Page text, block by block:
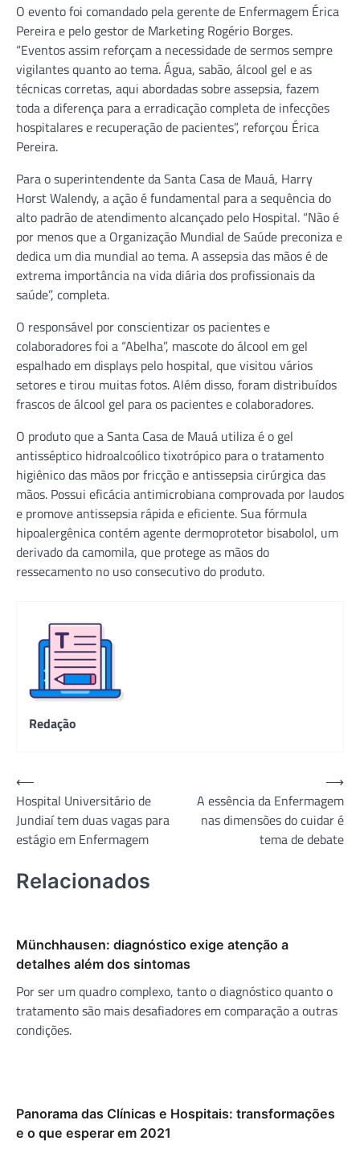
O evento foi comandado pela gerente de Enfermagem Érica
Pereira e pelo gestor de Marketing Rogério Borges.
“Eventos assim reforçam a necessidade de sermos sempre
vigilantes quanto ao tema. Água, sabão, álcool gel e as
técnicas corretas, aqui abordadas sobre assepsia, fazem
toda a diferença para a erradicação completa de infecções
hospitalares e recuperação de pacientes”, reforçou Érica
Pereira.
Para o superintendente da Santa Casa de Mauá, Harry
Horst Walendy, a ação é fundamental para a sequência do
alto padrão de atendimento alcançado pelo Hospital. “Não é
por menos que a Organização Mundial de Saúde preconiza e
dedica um dia mundial ao tema. A assepsia das mãos é de
extrema importância na vida diária dos profissionais da
saúde”, completa.
O responsável por conscientizar os pacientes e
colaboradores foi a “Abelha”, mascote do álcool em gel
espalhado em displays pelo hospital, que visitou vários
setores e tirou muitas fotos. Além disso, foram distribuídos
frascos de álcool gel para os pacientes e colaboradores.
O produto que a Santa Casa de Mauá utiliza é o gel
antisséptico hidroalcoólico tixotrópico para o tratamento
higiênico das mãos por fricção e antissepsia cirúrgica das
mãos. Possui eficácia antimicrobiana comprovada por laudos
e promove antissepsia rápida e eficiente. Sua fórmula
hipoalergênica contém agente dermoprotetor bisabolol, um
derivado da camomila, que protege as mãos do
ressecamento no uso consecutivo do produto.
Redação
Navegação
de
Post
⟵
Hospital Universitário de
Jundiaí tem duas vagas para
estágio em Enfermagem
A essência da Enfermagem
nas dimensões do cuidar é
tema de debate
⟶
Relacionados
Münchhausen: diagnóstico exige atenção a
detalhes além dos sintomas
Por ser um quadro complexo, tanto o diagnóstico quanto o
tratamento são mais desafiadores em comparação a outras
condições.
Panorama das Clínicas e Hospitais: transformações
e o que esperar em 2021